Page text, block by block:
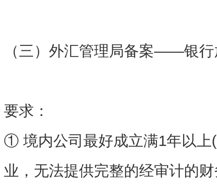
（三）外汇管理局备案——银
要求：
① 境内公司最好成立满1年以上
业，无法提供完整的经审计的